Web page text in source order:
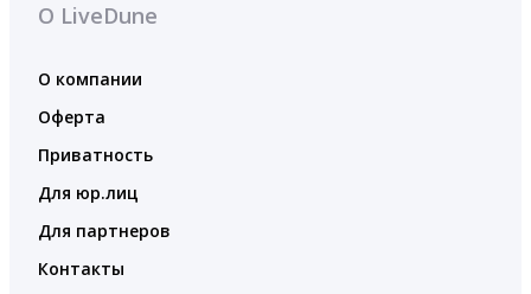
О LiveDune
О компании
Оферта
Приватность
Для юр.лиц
Для партнеров
Контакты